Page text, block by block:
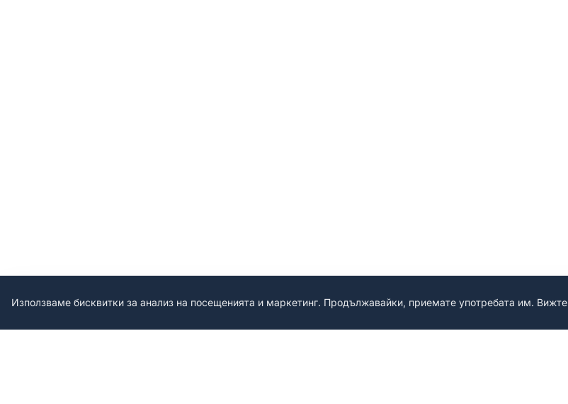
Използваме бисквитки за анализ на посещенията и маркетинг. Продължавайки, приемате употребата им. Вижте